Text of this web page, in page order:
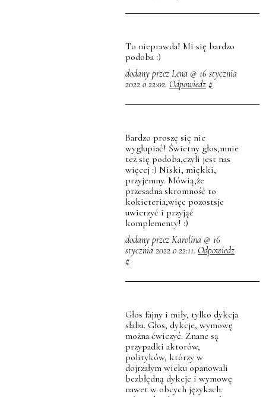
To nieprawda! Mi się bardzo
podoba :)
dodany przez Lena @ 16 stycznia
2022 o 22:02. Odpowiedz #
Bardzo proszę się nie
wygłupiać! Świetny głos,mnie
też się podoba,czyli jest nas
więcej :) Niski, miękki,
przyjemny. Mówią,że
przesadna skromność to
kokieteria,więc pozostsje
uwierzyć i przyjąć
komplementy! :)
dodany przez Karolina @ 16
stycznia 2022 o 22:11. Odpowiedz
#
Głos fajny i miły, tylko dykcja
słaba. Głos, dykcje, wymowę
można ćwiczyć. Znane są
przypadki aktorów,
polityków, którzy w
dojrzałym wieku opanowali
bezbłędną dykcje i wymowę
nawet w obcych językach.